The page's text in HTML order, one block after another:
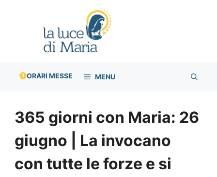
ORARI MESSE MENU
365 giorni con Maria: 26
giugno | La invocano
con tutte le forze e si